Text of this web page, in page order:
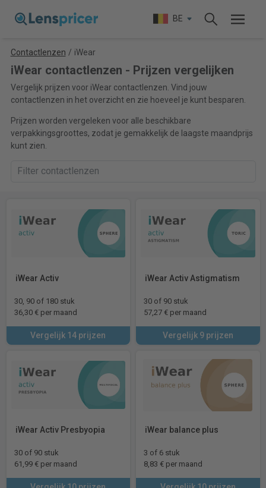
BE
Contactlenzen / iWear
iWear contactlenzen - Prijzen vergelijken
Vergelijk prijzen voor iWear contactlenzen. Vind jouw
contactlenzen in het overzicht en zie hoeveel je kunt besparen.
Prijzen worden vergeleken voor alle beschikbare
verpakkingsgroottes, zodat je gemakkelijk de laagste maandprijs
kunt zien.
iWear Activ
30, 90 of 180 stuk
36,30 € per maand
Vergelijk 14 prijzen
iWear Activ Astigmatism
30 of 90 stuk
57,27 € per maand
Vergelijk 9 prijzen
iWear Activ Presbyopia
30 of 90 stuk
61,99 € per maand
iWear balance plus
3 of 6 stuk
8,83 € per maand